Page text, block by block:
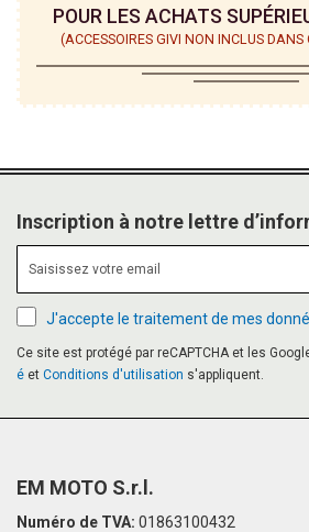
POUR LES ACHATS
(ACCESSOIRES GIVI NON INCLUS DANS
Inscription à notre lettre
J'accepte le traitement de mes
Ce site est protégé par reCAPTCHA et les
é et Conditions d'utilisation s'appliquent.
EM MOTO S.r.l.
Numéro de TVA: 01863100432